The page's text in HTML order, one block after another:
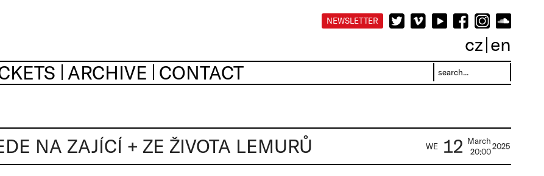
NEWSLETTER
cz en
ARCHIVE CONTACT
NA ZAJÍCÍ + ZE ŽIVOTA LEMURŮ WE 12 March
20:00
2025